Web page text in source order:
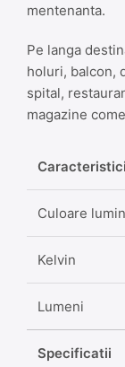
mentenanta.
Pe langa
holuri, balcon,
spital,
magazine
Culoare
Kelvin
Lumeni
Specificatii